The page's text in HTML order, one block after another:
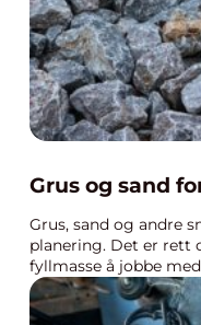
Grus og sand
Grus, sand og andre
planering. Det er rett
fyllmasse å jobbe